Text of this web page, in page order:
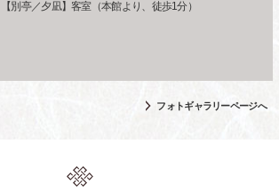
【別亭／夕凪】客室（本館より、徒歩1分）
フォトギャラリーページへ